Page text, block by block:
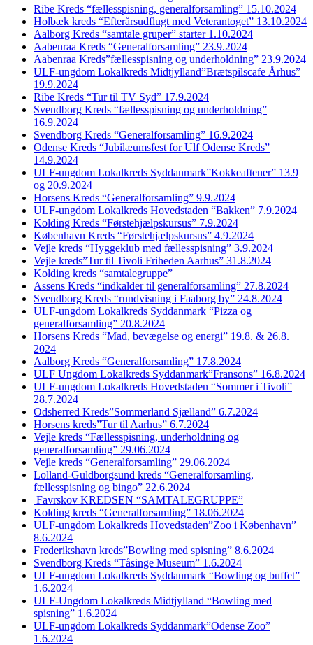
Ribe Kreds “fællesspisning, generalforsamling” 15.10.2024
Holbæk kreds “Efterårsudflugt med Veterantoget” 13.10.2024
Aalborg Kreds “samtale gruper” starter 1.10.2024
Aabenraa Kreds “Generalforsamling” 23.9.2024
Aabenraa Kreds”fællesspisning og underholdning” 23.9.2024
ULF-ungdom Lokalkreds Midtjylland”Brætspilscafe Århus”
19.9.2024
Ribe Kreds “Tur til TV Syd” 17.9.2024
Svendborg Kreds “fællesspisning og underholdning”
16.9.2024
Svendborg Kreds “Generalforsamling” 16.9.2024
Odense Kreds “Jubilæumsfest for Ulf Odense Kreds”
14.9.2024
ULF-ungdom Lokalkreds Syddanmark”Kokkeaftener” 13.9
og 20.9.2024
Horsens Kreds “Generalforsamling” 9.9.2024
ULF-ungdom Lokalkreds Hovedstaden “Bakken” 7.9.2024
Kolding Kreds “Førstehjælpskursus” 7.9.2024
København Kreds “Førstehjælpskursus” 4.9.2024
Vejle kreds “Hyggeklub med fællesspisning” 3.9.2024
Vejle kreds”Tur til Tivoli Friheden Aarhus” 31.8.2024
Kolding kreds “samtalegruppe”
Assens Kreds “indkalder til generalforsamling” 27.8.2024
Svendborg Kreds “rundvisning i Faaborg by” 24.8.2024
ULF-ungdom Lokalkreds Syddanmark “Pizza og
generalforsamling” 20.8.2024
Horsens Kreds “Mad, bevægelse og energi” 19.8. & 26.8.
2024
Aalborg Kreds “Generalforsamling” 17.8.2024
ULF Ungdom Lokalkreds Syddanmark”Fransons” 16.8.2024
ULF-ungdom Lokalkreds Hovedstaden “Sommer i Tivoli”
28.7.2024
Odsherred Kreds”Sommerland Sjælland” 6.7.2024
Horsens kreds”Tur til Aarhus” 6.7.2024
Vejle kreds “Fællesspisning, underholdning og
generalforsamling” 29.06.2024
Vejle kreds “Generalforsamling” 29.06.2024
Lolland-Guldborgsund kreds “Generalforsamling,
fællesspisning og bingo” 22.6.2024
Favrskov KREDSEN “SAMTALEGRUPPE”
Kolding kreds “Generalforsamling” 18.06.2024
ULF-ungdom Lokalkreds Hovedstaden”Zoo i København”
8.6.2024
Frederikshavn kreds”Bowling med spisning” 8.6.2024
Svendborg Kreds “Tåsinge Museum” 1.6.2024
ULF-ungdom Lokalkreds Syddanmark “Bowling og buffet”
1.6.2024
ULF-Ungdom Lokalkreds Midtjylland “Bowling med
spisning” 1.6.2024
ULF-ungdom Lokalkreds Syddanmark”Odense Zoo”
1.6.2024